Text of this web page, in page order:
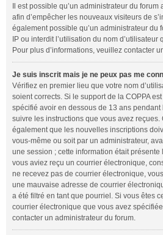
Il est possible qu’un administrateur du
afin d’empêcher les nouveaux visiteurs de
également possible qu’un administrateur du
IP ou interdit l’utilisation du nom
Pour plus d’informations, veuillez contacter
Je suis inscrit mais je ne peux pas me
Vérifiez en premier lieu que votre nom
soient corrects. Si le support de la COPPA
spécifié avoir en dessous de 13 ans pendant
suivre les instructions que vous avez
également que les nouvelles inscriptions
vous-même ou soit par un administrateur,
une session ; cette information était présente
vous aviez reçu un courrier électronique,
ne recevez pas de courrier électronique,
une mauvaise adresse de courrier
a été filtré en tant que pourriel. Si vous êtes
courrier électronique que vous avez
contacter un administrateur du forum.